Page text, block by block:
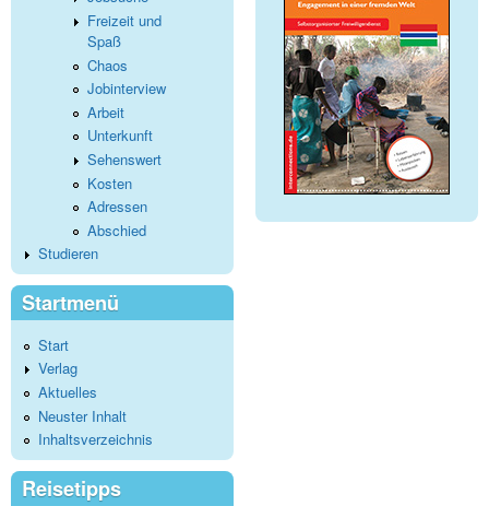
Freizeit und
Spaß
Chaos
Jobinterview
Arbeit
Unterkunft
Sehenswert
Kosten
Adressen
Abschied
Studieren
Startmenü
Start
Verlag
Aktuelles
Neuster Inhalt
Inhaltsverzeichnis
Reisetipps